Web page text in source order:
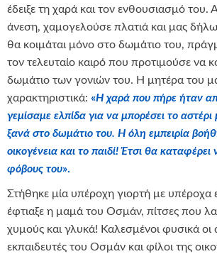
έδειξε τη χαρά και τον ενθουσιασμό
άνεση, χαμογελούσε πλατιά και μας
θα κοιμάται μόνο στο δωμάτιο του,
τον τελευταίο καιρό που προτιμούσε να
δωμάτιο των γονιών του. Η μητέρα του
χαρακτηριστικά: «Η χαρά που πήρε ήταν
γεμίσαμε ελπίδα για να μπορέσει το αστέρι
ξανά στο δωμάτιο του. Η όλη εμπειρία
οικογένεια και το παιδί! Έτσι θα καταφέρει
φόβους του».
Στήθηκε μία υπέροχη γιορτή με υπέροχα
έφτιαξε η μαμά του Οσμάν, πίτσες που
χυμούς και γλυκά! Καλεσμένοι φυσικά οι
εκπαιδευτές του Οσμάν και φίλοι της